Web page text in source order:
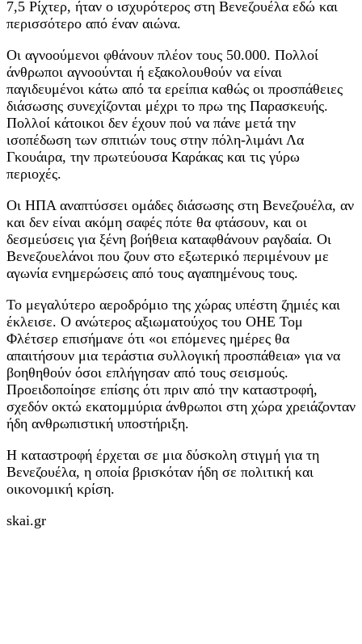
7,5 Ρίχτερ, ήταν ο ισχυρότερος στη Βενεζουέλα εδώ και
περισσότερο από έναν αιώνα.
Οι αγνοούμενοι φθάνουν πλέον τους 50.000. Πολλοί
άνθρωποι αγνοούνται ή εξακολουθούν να είναι
παγιδευμένοι κάτω από τα ερείπια καθώς οι προσπάθειες
διάσωσης συνεχίζονται μέχρι το πρω της Παρασκευής.
Πολλοί κάτοικοι δεν έχουν πού να πάνε μετά την
ισοπέδωση των σπιτιών τους στην πόλη-λιμάνι Λα
Γκουάιρα, την πρωτεύουσα Καράκας και τις γύρω
περιοχές.
Οι ΗΠΑ αναπτύσσει ομάδες διάσωσης στη Βενεζουέλα, αν
και δεν είναι ακόμη σαφές πότε θα φτάσουν, και οι
δεσμεύσεις για ξένη βοήθεια καταφθάνουν ραγδαία. Οι
Βενεζουελάνοι που ζουν στο εξωτερικό περιμένουν με
αγωνία ενημερώσεις από τους αγαπημένους τους.
Το μεγαλύτερο αεροδρόμιο της χώρας υπέστη ζημιές και
έκλεισε. Ο ανώτερος αξιωματούχος του ΟΗΕ Τομ
Φλέτσερ επισήμανε ότι «οι επόμενες ημέρες θα
απαιτήσουν μια τεράστια συλλογική προσπάθεια» για να
βοηθηθούν όσοι επλήγησαν από τους σεισμούς.
Προειδοποίησε επίσης ότι πριν από την καταστροφή,
σχεδόν οκτώ εκατομμύρια άνθρωποι στη χώρα χρειάζονταν
ήδη ανθρωπιστική υποστήριξη.
Η καταστροφή έρχεται σε μια δύσκολη στιγμή για τη
Βενεζουέλα, η οποία βρισκόταν ήδη σε πολιτική και
οικονομική κρίση.
skai.gr